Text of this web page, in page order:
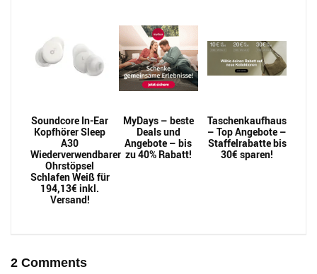
Soundcore In-Ear
Kopfhörer Sleep
A30
Wiederverwendbarer
Ohrstöpsel
Schlafen Weiß für
194,13€ inkl.
Versand!
MyDays – beste
Deals und
Angebote – bis
zu 40% Rabatt!
Taschenkaufhaus
– Top Angebote –
Staffelrabatte bis
30€ sparen!
2 Comments